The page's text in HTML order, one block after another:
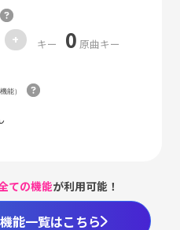
+ キー 0 原曲キー
能）
ての機能が利用可能！
能一覧はこちら